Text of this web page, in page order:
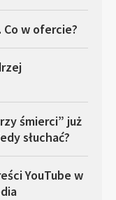
Co w ofercie?
śmierci” już
słuchać?
YouTube w